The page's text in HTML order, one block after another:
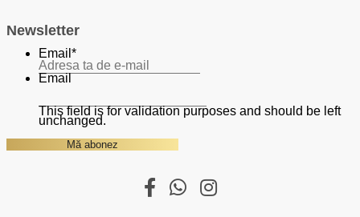
Newsletter
Email *
Email
This field is for validation purposes and should be left
unchanged.